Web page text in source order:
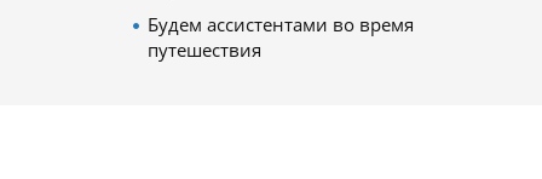
Будем ассистентами во время
путешествия